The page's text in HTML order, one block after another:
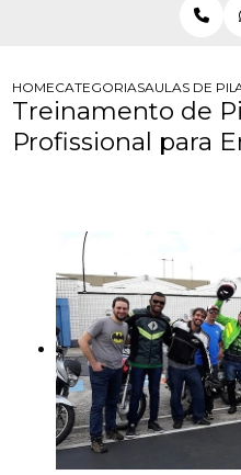
HOMECATEGORIASAULAS DE
Treinamento de
Profissional para